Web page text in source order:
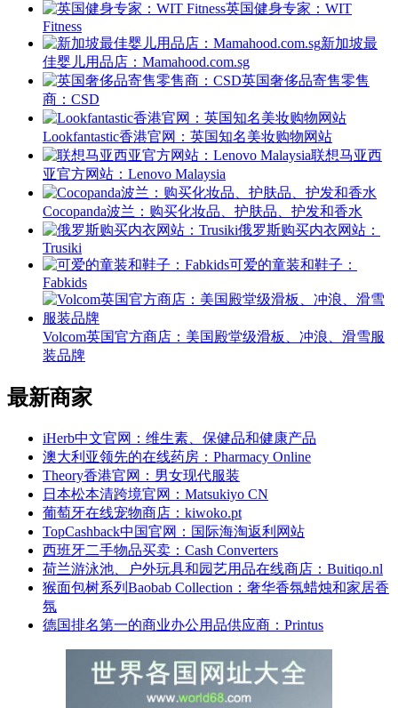
英国健身专家：WIT
Fitness
新加坡最
佳婴儿用品店：Mamahood.com.sg
英国奢侈品寄售零售
商：CSD
Lookfantastic香港官网：英国知名美妆购物网站
联想马亚西
亚官方网站：Lenovo Malaysia
Cocopanda波兰：购买化妆品、护肤品、护发和香水
俄罗斯购买内衣网站：
Trusiki
可爱的童装和鞋子：
Fabkids
Volcom英国官方商店：美国殿堂级滑板、冲浪、滑雪服
装品牌
最新商家
iHerb中文官网：维生素、保健品和健康产品
澳大利亚领先的在线药房：Pharmacy Online
Theory香港官网：男女现代服装
日本松本清跨境官网：Matsukiyo CN
葡萄牙在线宠物商店：kiwoko.pt
TopCashback中国官网：国际海淘返利网站
西班牙二手物品买卖：Cash Converters
荷兰游泳池、户外玩具和园艺用品在线商店：Buitiqo.nl
猴面包树系列Baobab Collection：奢华香氛蜡烛和家居香
氛
德国排名第一的商业办公用品供应商：Printus